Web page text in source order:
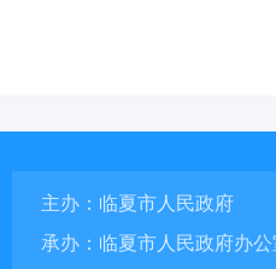
主办：临夏市人民政府
承办：临夏市人民政府办公